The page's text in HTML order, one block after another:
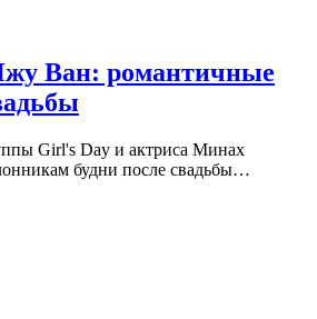
Ван: романтичные
Girl's Day и актриса Минах
будни после свадьбы…